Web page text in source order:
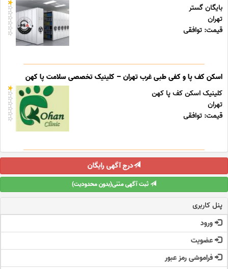
بایگان گستر
تهران
قیمت: توافقی
اسکن کف پا و کفی طبی غرب تهران – کلینیک تخصصی سلامت پا کهن
کلینیک اسکن کف پا کهن
تهران
قیمت: توافقی
درج آگهی رایگان
ثبت آگهی متنی(بدون محدودیت)
پنل کاربری
ورود
عضویت
فراموشی رمز عبور